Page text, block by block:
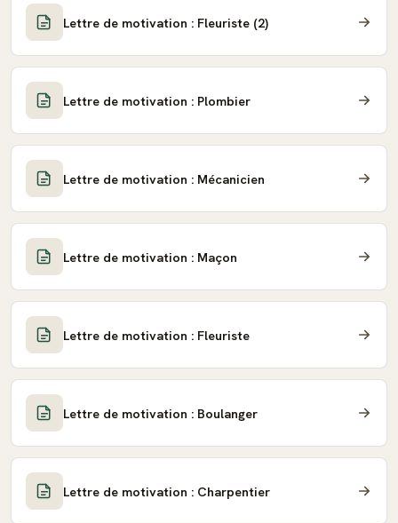
Lettre de motivation : Fleuriste (2)
Lettre de motivation : Plombier
Lettre de motivation : Mécanicien
Lettre de motivation : Maçon
Lettre de motivation : Fleuriste
Lettre de motivation : Boulanger
Lettre de motivation : Charpentier